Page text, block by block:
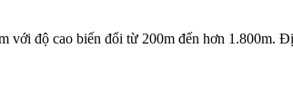
độ cao biến đổi từ 200m đến hơn 1.800m.